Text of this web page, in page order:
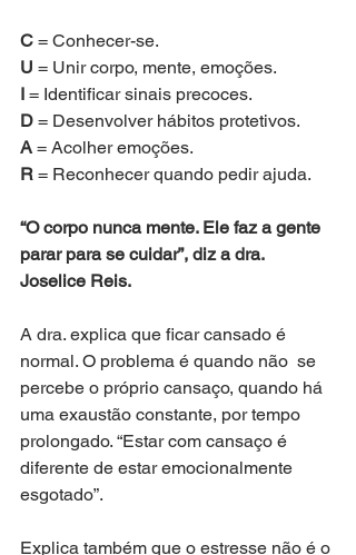
C = Conhecer-se.
U = Unir corpo, mente, emoções.
I = Identificar sinais precoces.
D = Desenvolver hábitos protetivos.
A = Acolher emoções.
R = Reconhecer quando pedir ajuda.
“O corpo nunca mente. Ele faz a gente
parar para se cuidar”, diz a dra.
Joselice Reis.
A dra. explica que ficar cansado é
normal. O problema é quando não  se
percebe o próprio cansaço, quando há
uma exaustão constante, por tempo
prolongado. “Estar com cansaço é
diferente de estar emocionalmente
esgotado”.
Explica também que o estresse não é o